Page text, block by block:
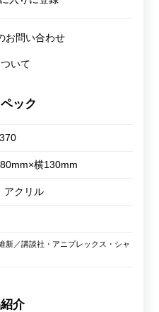
お問い合わせ
いて
ック
横130mm
アクリル
新／講談社・アニプレックス・シャ
介